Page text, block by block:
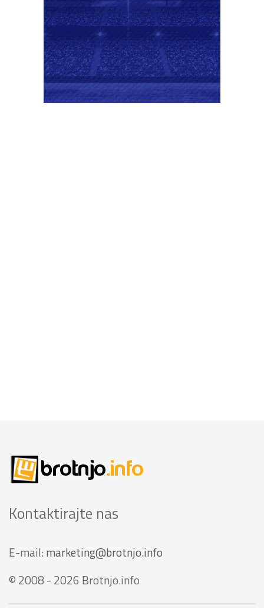
Kontaktirajte nas
E-mail: marketing@brotnjo.info
© 2008 - 2026 Brotnjo.info